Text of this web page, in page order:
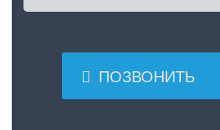
 ПОЗВОНИТЬ